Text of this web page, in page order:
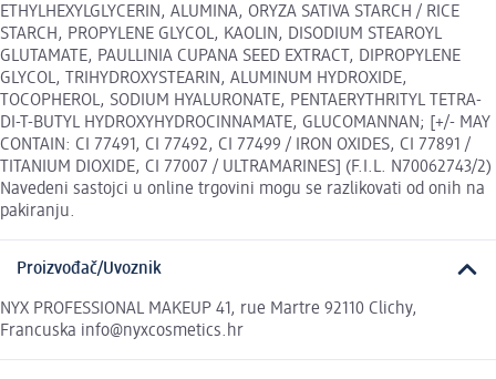
ETHYLHEXYLGLYCERIN, ALUMINA, ORYZA SATIVA STARCH / RICE
STARCH, PROPYLENE GLYCOL, KAOLIN, DISODIUM STEAROYL
GLUTAMATE, PAULLINIA CUPANA SEED EXTRACT, DIPROPYLENE
GLYCOL, TRIHYDROXYSTEARIN, ALUMINUM HYDROXIDE,
TOCOPHEROL, SODIUM HYALURONATE, PENTAERYTHRITYL TETRA-
DI-T-BUTYL HYDROXYHYDROCINNAMATE, GLUCOMANNAN; [+/- MAY
CONTAIN: CI 77491, CI 77492, CI 77499 / IRON OXIDES, CI 77891 /
TITANIUM DIOXIDE, CI 77007 / ULTRAMARINES] (F.I.L. N70062743/2)
Navedeni sastojci u online trgovini mogu se razlikovati od onih na
pakiranju.
Proizvođač/Uvoznik
NYX PROFESSIONAL MAKEUP 41, rue Martre 92110 Clichy,
Francuska info@nyxcosmetics.hr